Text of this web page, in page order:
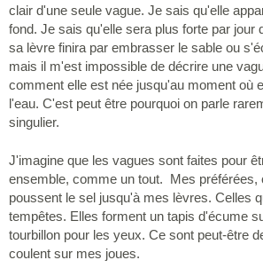
clair d'une seule vague. Je sais qu'elle
fond. Je sais qu'elle sera plus forte par jour
sa lèvre finira par embrasser le sable ou
mais il m'est impossible de décrire une
comment elle est née jusqu'au moment où
l'eau. C'est peut être pourquoi on parle
singulier.
J'imagine que les vagues sont faites pour
ensemble, comme un tout. Mes préférées,
poussent le sel jusqu'à mes lèvres. Celles
tempêtes. Elles forment un tapis d'écume
tourbillon pour les yeux. Ce sont peut-être
coulent sur mes joues.